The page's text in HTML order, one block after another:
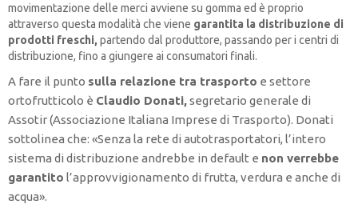
movimentazione delle merci avviene su gomma ed è proprio
attraverso questa modalità che viene garantita la distribuzione di
prodotti freschi, partendo dal produttore, passando per i centri di
distribuzione, fino a giungere ai consumatori finali.
A fare il punto sulla relazione tra trasporto e settore
ortofrutticolo è Claudio Donati,segretario generale di
Assotir (Associazione Italiana Imprese di Trasporto). Donati
sottolinea che: «Senza la rete di autotrasportatori, l’intero
sistema di distribuzione andrebbe in default e non verrebbe
garantito l’approvvigionamento di frutta, verdura e anche di
acqua».